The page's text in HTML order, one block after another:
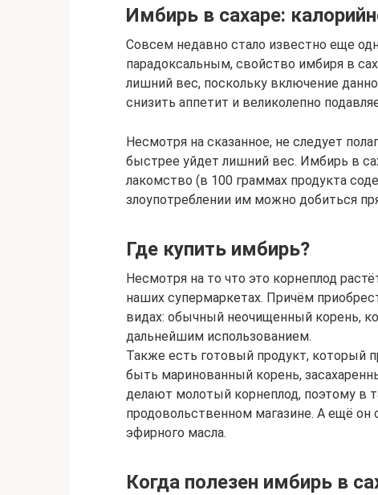
Имбирь в сахаре:
Совсем недавно стало известно еще
парадоксальным, свойство имбиря в
лишний вес, поскольку включение
снизить аппетит и великолепно
Несмотря на сказанное, не следует
быстрее уйдет лишний вес. Имбирь в
лакомство (в 100 граммах продукта
злоупотреблении им можно добиться
Где купить имбирь?
Несмотря на то что это корнеплод
наших супермаркетах. Причём
видах: обычный неочищенный корень,
дальнейшим использованием.
Также есть готовый продукт, который
быть маринованный корень,
делают молотый корнеплод, поэтому
продовольственном магазине. А ещё он
эфирного масла.
Когда полезен имбирь в